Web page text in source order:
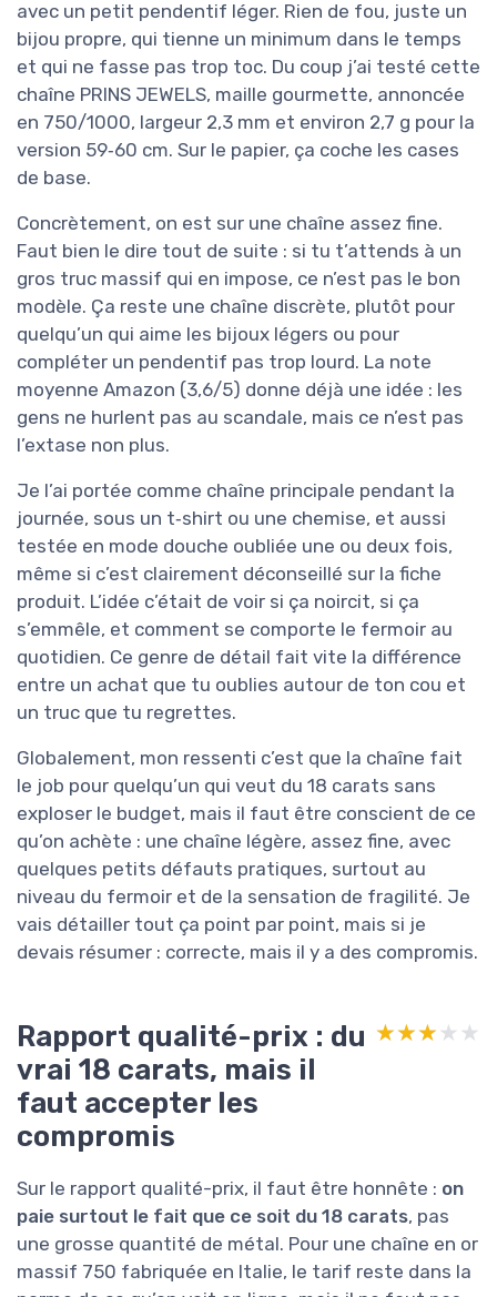
avec un petit pendentif léger. Rien de fou, juste un
bijou propre, qui tienne un minimum dans le temps
et qui ne fasse pas trop toc. Du coup j’ai testé cette
chaîne PRINS JEWELS, maille gourmette, annoncée
en 750/1000, largeur 2,3 mm et environ 2,7 g pour la
version 59‑60 cm. Sur le papier, ça coche les cases
de base.
Concrètement, on est sur une chaîne assez fine.
Faut bien le dire tout de suite : si tu t’attends à un
gros truc massif qui en impose, ce n’est pas le bon
modèle. Ça reste une chaîne discrète, plutôt pour
quelqu’un qui aime les bijoux légers ou pour
compléter un pendentif pas trop lourd. La note
moyenne Amazon (3,6/5) donne déjà une idée : les
gens ne hurlent pas au scandale, mais ce n’est pas
l’extase non plus.
Je l’ai portée comme chaîne principale pendant la
journée, sous un t‑shirt ou une chemise, et aussi
testée en mode douche oubliée une ou deux fois,
même si c’est clairement déconseillé sur la fiche
produit. L’idée c’était de voir si ça noircit, si ça
s’emmêle, et comment se comporte le fermoir au
quotidien. Ce genre de détail fait vite la différence
entre un achat que tu oublies autour de ton cou et
un truc que tu regrettes.
Globalement, mon ressenti c’est que la chaîne fait
le job pour quelqu’un qui veut du 18 carats sans
exploser le budget, mais il faut être conscient de ce
qu’on achète : une chaîne légère, assez fine, avec
quelques petits défauts pratiques, surtout au
niveau du fermoir et de la sensation de fragilité. Je
vais détailler tout ça point par point, mais si je
devais résumer : correcte, mais il y a des compromis.
Rapport qualité-prix : du
vrai 18 carats, mais il
faut accepter les
compromis
★★★★★
★★★★★
Sur le rapport qualité-prix, il faut être honnête : on
paie surtout le fait que ce soit du 18 carats, pas
une grosse quantité de métal. Pour une chaîne en or
massif 750 fabriquée en Italie, le tarif reste dans la